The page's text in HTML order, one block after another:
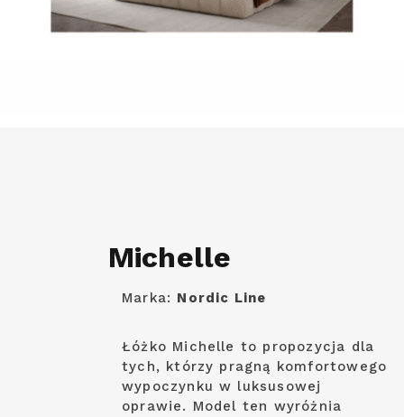
Michelle
Marka: Nordic Line
Łóżko Michelle to propozycja dla
tych, którzy pragną komfortowego
wypoczynku w luksusowej
oprawie. Model ten wyróżnia